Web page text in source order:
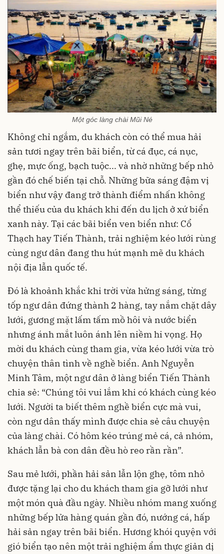
Một góc làng chài Mũi Né
Không chỉ ngắm, du khách còn có thể mua hải
sản tươi ngay trên bãi biển, từ cá đục, cá nục,
ghẹ, mực ống, bạch tuộc... và nhờ những bếp nhỏ
gần đó chế biến tại chỗ. Những bữa sáng đậm vị
biển như vậy đang trở thành điểm nhấn không
thể thiếu của du khách khi đến du lịch ở xứ biển
xanh này. Tại các bãi biển ven biển như: Cổ
Thạch hay Tiến Thành, trải nghiệm kéo lưới rùng
cùng ngư dân đang thu hút mạnh mẽ du khách
nội địa lẫn quốc tế.
Đó là khoảnh khắc khi trời vừa hửng sáng, từng
tốp ngư dân đứng thành 2 hàng, tay nắm chặt dây
lưới, gương mặt lấm tấm mồ hôi và nước biển
nhưng ánh mắt luôn ánh lên niềm hi vọng. Họ
mời du khách cùng tham gia, vừa kéo lưới vừa trò
chuyện thân tình về nghề biển. Anh Nguyễn
Minh Tâm, một ngư dân ở làng biển Tiến Thành
chia sẻ: “Chúng tôi vui lắm khi có khách cùng kéo
lưới. Người ta biết thêm nghề biển cực mà vui,
còn ngư dân thấy mình được chia sẻ câu chuyện
của làng chài. Có hôm kéo trúng mẻ cá, cả nhóm,
khách lẫn bà con dân đều hò reo rần rần”.
Sau mẻ lưới, phần hải sản lẫn lộn ghẹ, tôm nhỏ
được tặng lại cho du khách tham gia gỡ lưới như
một món quà đầu ngày. Nhiều nhóm mang xuống
những bếp lửa hàng quán gần đó, nướng cá, hấp
hải sản ngay trên bãi biển. Hương khói quyện với
gió biển tạo nên một trải nghiệm ẩm thực giản dị